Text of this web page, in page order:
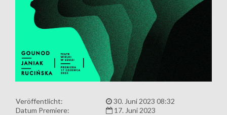
Veröffentlicht:
30. Juni 2023 08:32
Datum Premiere:
17. Juni 2023